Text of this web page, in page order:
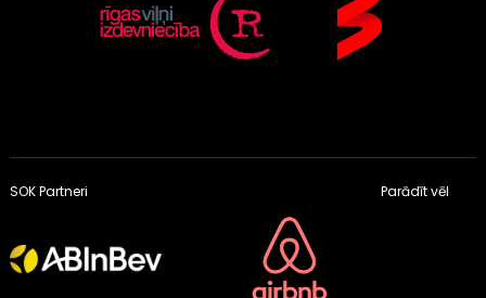
SOK Partneri Parādīt vēl